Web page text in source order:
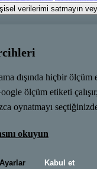
verilerimi satmayın
dışında hiçbir
ölçüm etiketi
oynatmayı
okuyun
Ayarlar Kabul et